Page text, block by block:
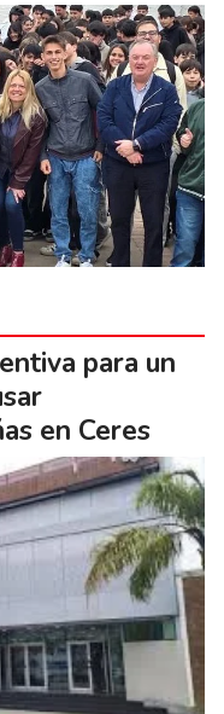
para un
en Ceres